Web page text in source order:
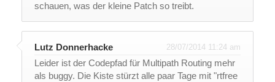
schauen, was der kleine Patch so treibt.
Lutz Donnerhacke 28/07/2014 11:24 am
Leider ist der Codepfad für Multipath Routing mehr
als buggy. Die Kiste stürzt alle paar Tage mit "rtfree